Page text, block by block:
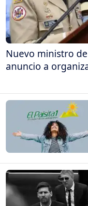
Nuevo ministro
anuncio a